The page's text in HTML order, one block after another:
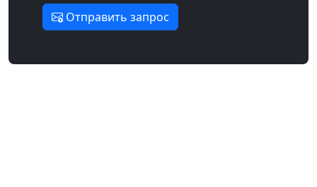
Отправить запрос